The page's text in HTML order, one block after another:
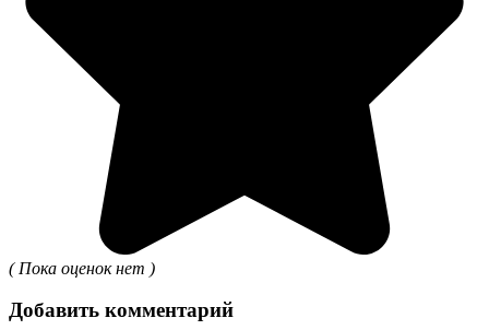
( Пока оценок нет )
Добавить комментарий